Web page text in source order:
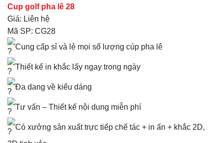
Cup golf pha lê 28
Giá: Liên hệ
Mã SP: CG28
Cung cấp sỉ và lẻ mọi số lượng cúp pha lê
Thiết kế in khắc lấy ngay trong ngày
Đa dang về kiểu dáng
Tư vấn – Thiết kế nội dung miễn phí
Có xưởng sản xuất trực tiếp chế tác + in ấn + khắc 2D,